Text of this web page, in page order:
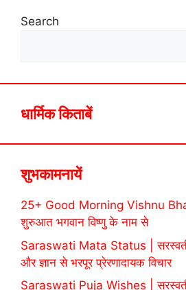
Search
धार्मिक किताबें
शुभकामनायें
25+ Good Morning Vishnu
शुरुआत भगवान विष्णु के नाम से
Saraswati Mata Status |
और ज्ञान से भरपूर प्रेरणादायक विचार
Saraswati Puja Wishes | सरस्वती